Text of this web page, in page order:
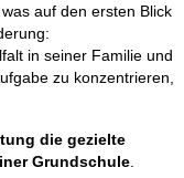
auf den ersten Blick
in seiner Familie und
zu konzentrieren,
die gezielte
Grundschule